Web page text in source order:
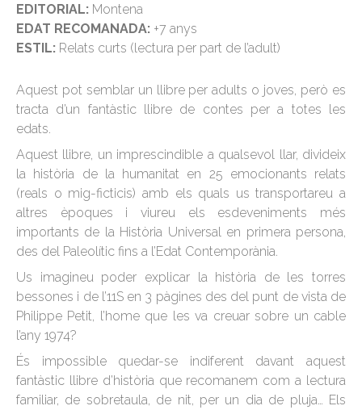
EDITORIAL: Montena
EDAT RECOMANADA: +7 anys
ESTIL: Relats curts (lectura per part de l’adult)
Aquest pot semblar un llibre per adults o joves, però es
tracta d’un fantàstic llibre de contes per a totes les
edats.
Aquest llibre, un imprescindible a qualsevol llar, divideix
la història de la humanitat en 25 emocionants relats
(reals o mig-ficticis) amb els quals us transportareu a
altres èpoques i viureu els esdeveniments més
importants de la Història Universal en primera persona,
des del Paleolític fins a l’Edat Contemporània.
Us imagineu poder explicar la història de les torres
bessones i de l’11S en 3 pàgines des del punt de vista de
Philippe Petit, l’home que les va creuar sobre un cable
l’any 1974?
És impossible quedar-se indiferent davant aquest
fantàstic llibre d’història que recomanem com a lectura
familiar, de sobretaula, de nit, per un dia de pluja… Els